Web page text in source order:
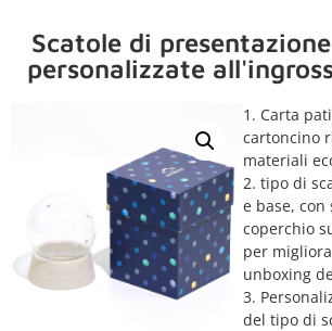
Scatole di
personalizzate
1. Carta
cartoncino
materiali
2. tipo di
e base,
coperchio
per
unboxing
3.
del tipo di